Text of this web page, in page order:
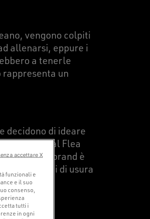
vengono colpiti
allenarsi, eppure i
a tenerle
un
decidono di ideare
Comprano al Flea
dove il brand è
i segni di usura
funzionali e
e il suo
consenso,
tutti i
in ogni
accettare X